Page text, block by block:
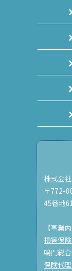
株式会
〒772-
45番地61
【事業内
損害保
鳴門総
保険代